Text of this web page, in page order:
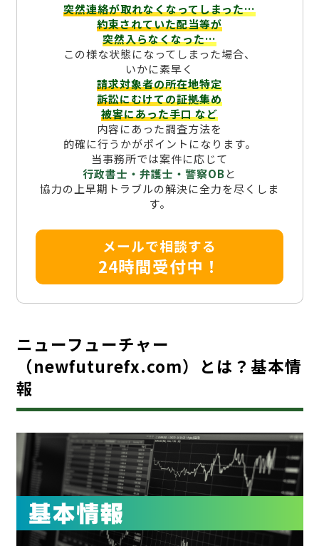
突然連絡が取れなくなってしまった…
約束されていた配当等が
突然入らなくなった…
この様な状態になってしまった場合、
いかに素早く
請求対象者の所在地特定
訴訟にむけての証拠集め
被害にあった手口など
内容にあった調査方法を
的確に行うかがポイントになります。
当事務所では案件に応じて
行政書士・弁護士・警察OBと
協力の上早期トラブルの解決に全力を尽くしま
す。
メールで相談する
24時間受付中！
ニューフューチャー
（newfuturefx.com）とは？基本情
報